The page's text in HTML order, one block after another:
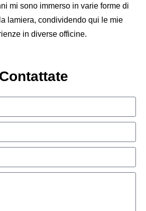
mi sono immerso in varie forme di
lamiera, condividendo qui le mie
in diverse officine.
Contattate